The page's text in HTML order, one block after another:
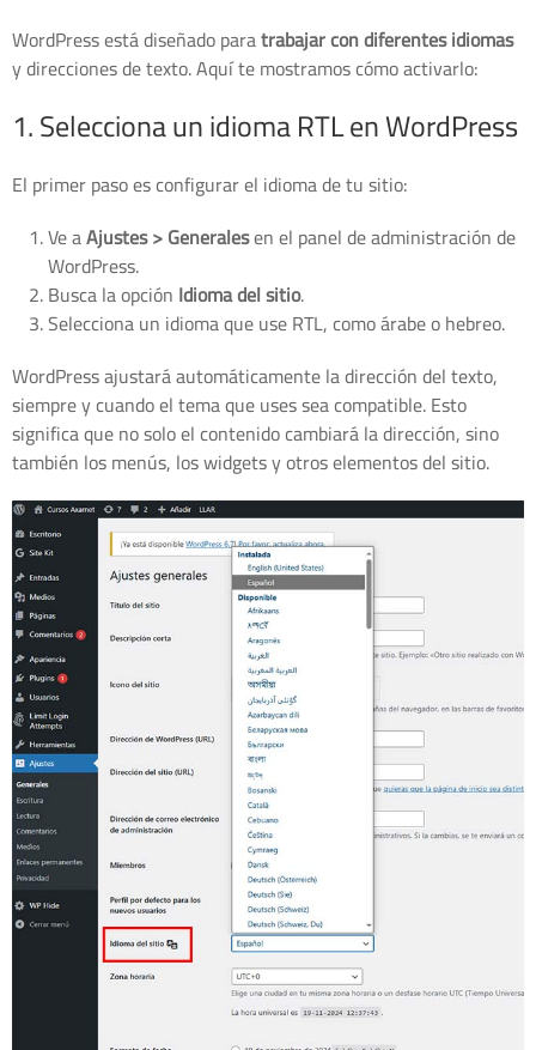
WordPress está diseñado paratrabajar con diferentes idiomas
y direcciones de texto. Aquí te mostramos cómo activarlo:
1. Selecciona un idioma RTL en WordPress
El primer paso es configurar el idioma de tu sitio:
Ve aAjustes > Generalesen el panel de administración de
WordPress.
Busca la opción Idioma del sitio.
Selecciona un idioma que use RTL, como árabe o hebreo.
WordPress ajustará automáticamente la dirección del texto,
siempre y cuando el tema que uses sea compatible. Esto
significa que no solo el contenido cambiará la dirección, sino
también los menús, los widgets y otros elementos del sitio.